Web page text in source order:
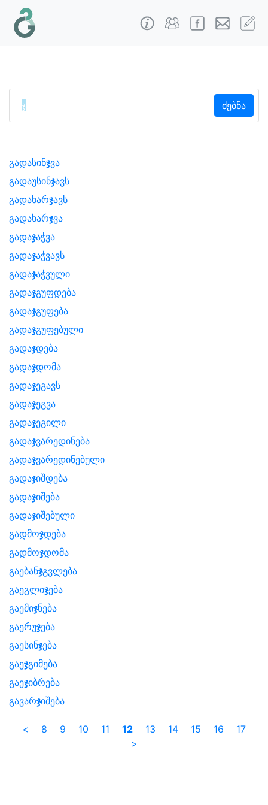
ძებნა
გადასინჯვა
გადაუსინჯავს
გადახარჯავს
გადახარჯვა
გადაჯაჭვა
გადაჯაჭვავს
გადაჯაჭვული
გადაჯგუფდება
გადაჯგუფება
გადაჯგუფებული
გადაჯდება
გადაჯდომა
გადაჯეგავს
გადაჯეგვა
გადაჯეგილი
გადაჯვარედინება
გადაჯვარედინებული
გადაჯიშდება
გადაჯიშება
გადაჯიშებული
გადმოჯდება
გადმოჯდომა
გაებანჯგვლება
გაეგლიჯება
გაემიჯნება
გაერუჯება
გაესინჯება
გაეჯგიმება
გაეჯიბრება
გავარჯიშება
< 8 9 10 11 12 13 14 15 16
17
>